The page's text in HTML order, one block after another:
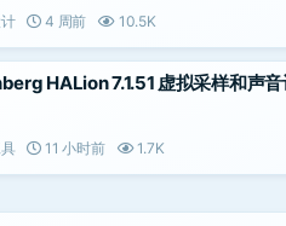
4 周前 10.5K
HALion 7.1.51 虚拟采样和声
11 小时前 1.7K